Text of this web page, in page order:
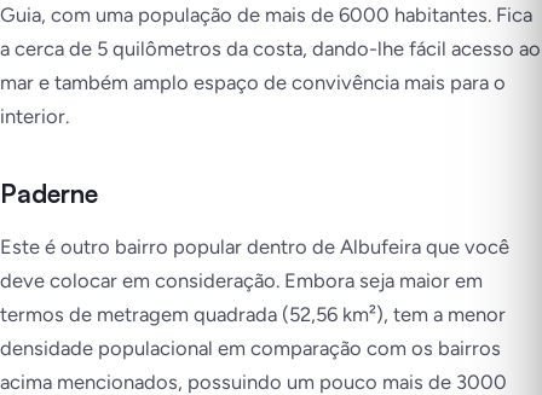
Guia, com uma população de mais de 6000 habitantes. Fica
a cerca de 5 quilômetros da costa, dando-lhe fácil acesso ao
mar e também amplo espaço de convivência mais para o
interior.
Paderne
Este é outro bairro popular dentro de Albufeira que você
deve colocar em consideração. Embora seja maior em
termos de metragem quadrada (52,56 km²), tem a menor
densidade populacional em comparação com os bairros
acima mencionados, possuindo um pouco mais de 3000